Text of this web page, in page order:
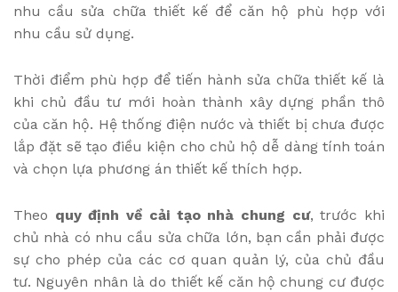
nhu cầu sửa chữa thiết kế để căn hộ phù hợp với
nhu cầu sử dụng.
Thời điểm phù hợp để tiến hành sửa chữa thiết kế là
khi chủ đầu tư mới hoàn thành xây dựng phần thô
của căn hộ. Hệ thống điện nước và thiết bị chưa được
lắp đặt sẽ tạo điều kiện cho chủ hộ dễ dàng tính toán
và chọn lựa phương án thiết kế thích hợp.
Theo quy định về cải tạo nhà chung cư, trước khi
chủ nhà có nhu cầu sửa chữa lớn, bạn cần phải được
sự cho phép của các cơ quan quản lý, của chủ đầu
tư. Nguyên nhân là do thiết kế căn hộ chung cư được